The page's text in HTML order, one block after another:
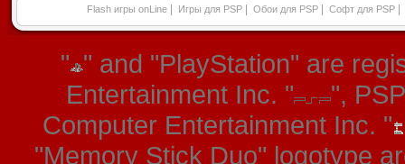
Flash игры onLine Игры для PSP Обои для PSP Софт для PSP
" " and "PlayStation" are
Entertainment Inc. "
",
Computer Entertainment Inc. "
"Memory Stick Duo" logotype